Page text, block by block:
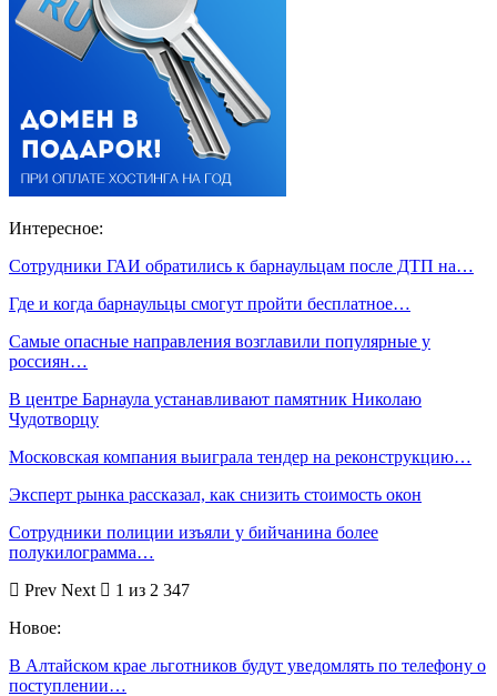
Интересное:
Сотрудники ГАИ обратились к барнаульцам после ДТП на…
Где и когда барнаульцы смогут пройти бесплатное…
Самые опасные направления возглавили популярные у
россиян…
В центре Барнаула устанавливают памятник Николаю
Чудотворцу
Московская компания выиграла тендер на реконструкцию…
Эксперт рынка рассказал, как снизить стоимость окон
Сотрудники полиции изъяли у бийчанина более
полукилограмма…
Prev Next
1 из 2 347
Новое:
В Алтайском крае льготников будут уведомлять по телефону о
поступлении…